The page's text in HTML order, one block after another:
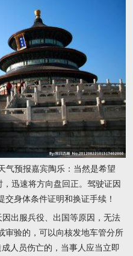
气预报嘉宾陶乐：当然是希望
迅速将方向盘回正。驾驶证因
身体条件证明和换证手续！
出服兵役、出国等原因，无法
审验的，可以向核发地车管分所
人员伤亡的，当事人应当立即